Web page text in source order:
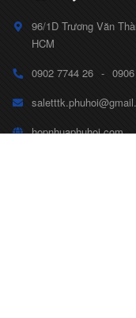
96/1D Trương Văn
HCM
0902 7744 26 -
hopnhuaphuhoi.com